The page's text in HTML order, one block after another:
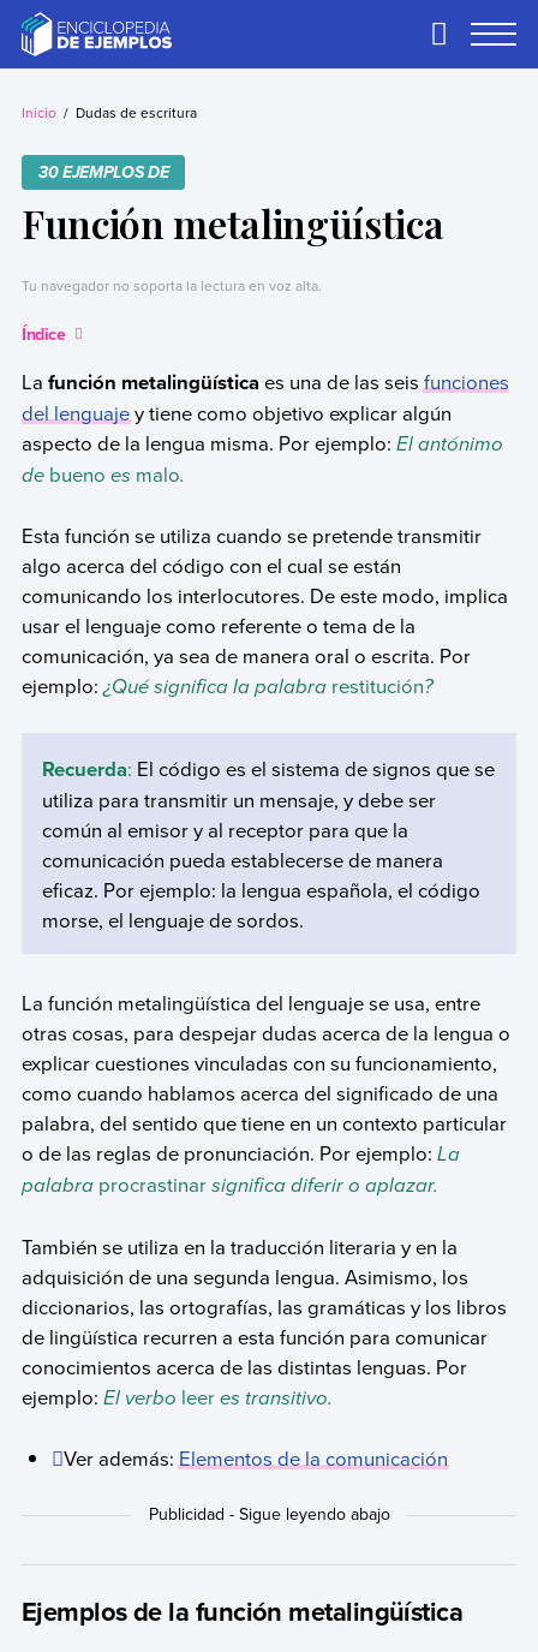
contentEjemplos
Necesitas ejemplos.
Primary
Inicio Dudas de escritura
30 EJEMPLOS DE
Función metalingüística
Tu navegador no soporta la lectura en voz alta.
Índice
La función metalingüística es una de las seisfunciones
del lenguajey tiene como objetivo explicar algún
aspecto de la lengua misma. Por ejemplo: El antónimo
de bueno es malo.
Esta función se utiliza cuando se pretende transmitir
algo acerca del código con el cual se están
comunicando los interlocutores. De este modo, implica
usar el lenguaje como referente o tema de la
comunicación, ya sea de manera oral o escrita. Por
ejemplo:¿Qué significa la palabra restitución?
Recuerda: El código es el sistema de signos que se
utiliza para transmitir un mensaje, y debe ser
común al emisor y al receptor para que la
comunicación pueda establecerse de manera
eficaz. Por ejemplo: la lengua española, el código
morse, el lenguaje de sordos.
La función metalingüística del lenguaje se usa, entre
otras cosas, para despejar dudas acerca de la lengua o
explicar cuestiones vinculadas con su funcionamiento,
como cuando hablamos acerca del significado de una
palabra, del sentido que tiene en un contexto particular
o de las reglas de pronunciación. Por ejemplo: La
palabra procrastinarsignifica diferir o aplazar.
También se utiliza en la traducción literaria y en la
adquisición de una segunda lengua. Asimismo, los
diccionarios, las ortografías, las gramáticas y los libros
de lingüística recurren a esta función para comunicar
conocimientos acerca de las distintas lenguas. Por
ejemplo: El verbo leeres transitivo.
Ver además:Elementos de la comunicación
Ejemplos de la función metalingüística